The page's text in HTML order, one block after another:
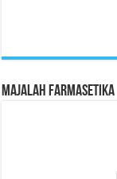
Majalah Farmasetika